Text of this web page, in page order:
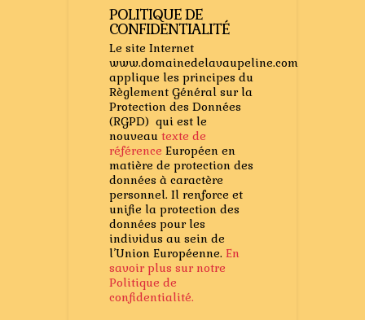
POLITIQUE DE
CONFIDENTIALITÉ
Le site Internet
www.domainedelavaupeline.com
applique les principes du
Règlement Général sur la
Protection des Données
(RGPD) qui est le
nouveau texte de
référence Européen en
matière de protection des
données à caractère
personnel. Il renforce et
unifie la protection des
données pour les
individus au sein de
l’Union Européenne. En
savoir plus sur notre
Politique de
confidentialité.